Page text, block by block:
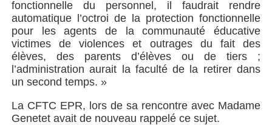
fonctionnelle du personnel, il faudrait rendre
automatique l’octroi de la protection fonctionnelle
pour les agents de la communauté éducative
victimes de violences et outrages du fait des
élèves, des parents d’élèves ou de tiers ;
l’administration aurait la faculté de la retirer dans
un second temps. »
La CFTC EPR, lors de sa rencontre avec Madame
Genetet avait de nouveau rappelé ce sujet.